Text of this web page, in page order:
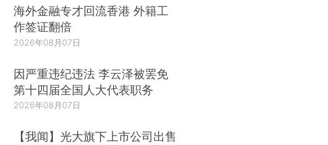
海外金融专才回流香港 外籍工
作签证翻倍
2026年08月07日
因严重违纪违法 李云泽被罢免
第十四届全国人大代表职务
2026年08月07日
【我闻】光大旗下上市公司出售